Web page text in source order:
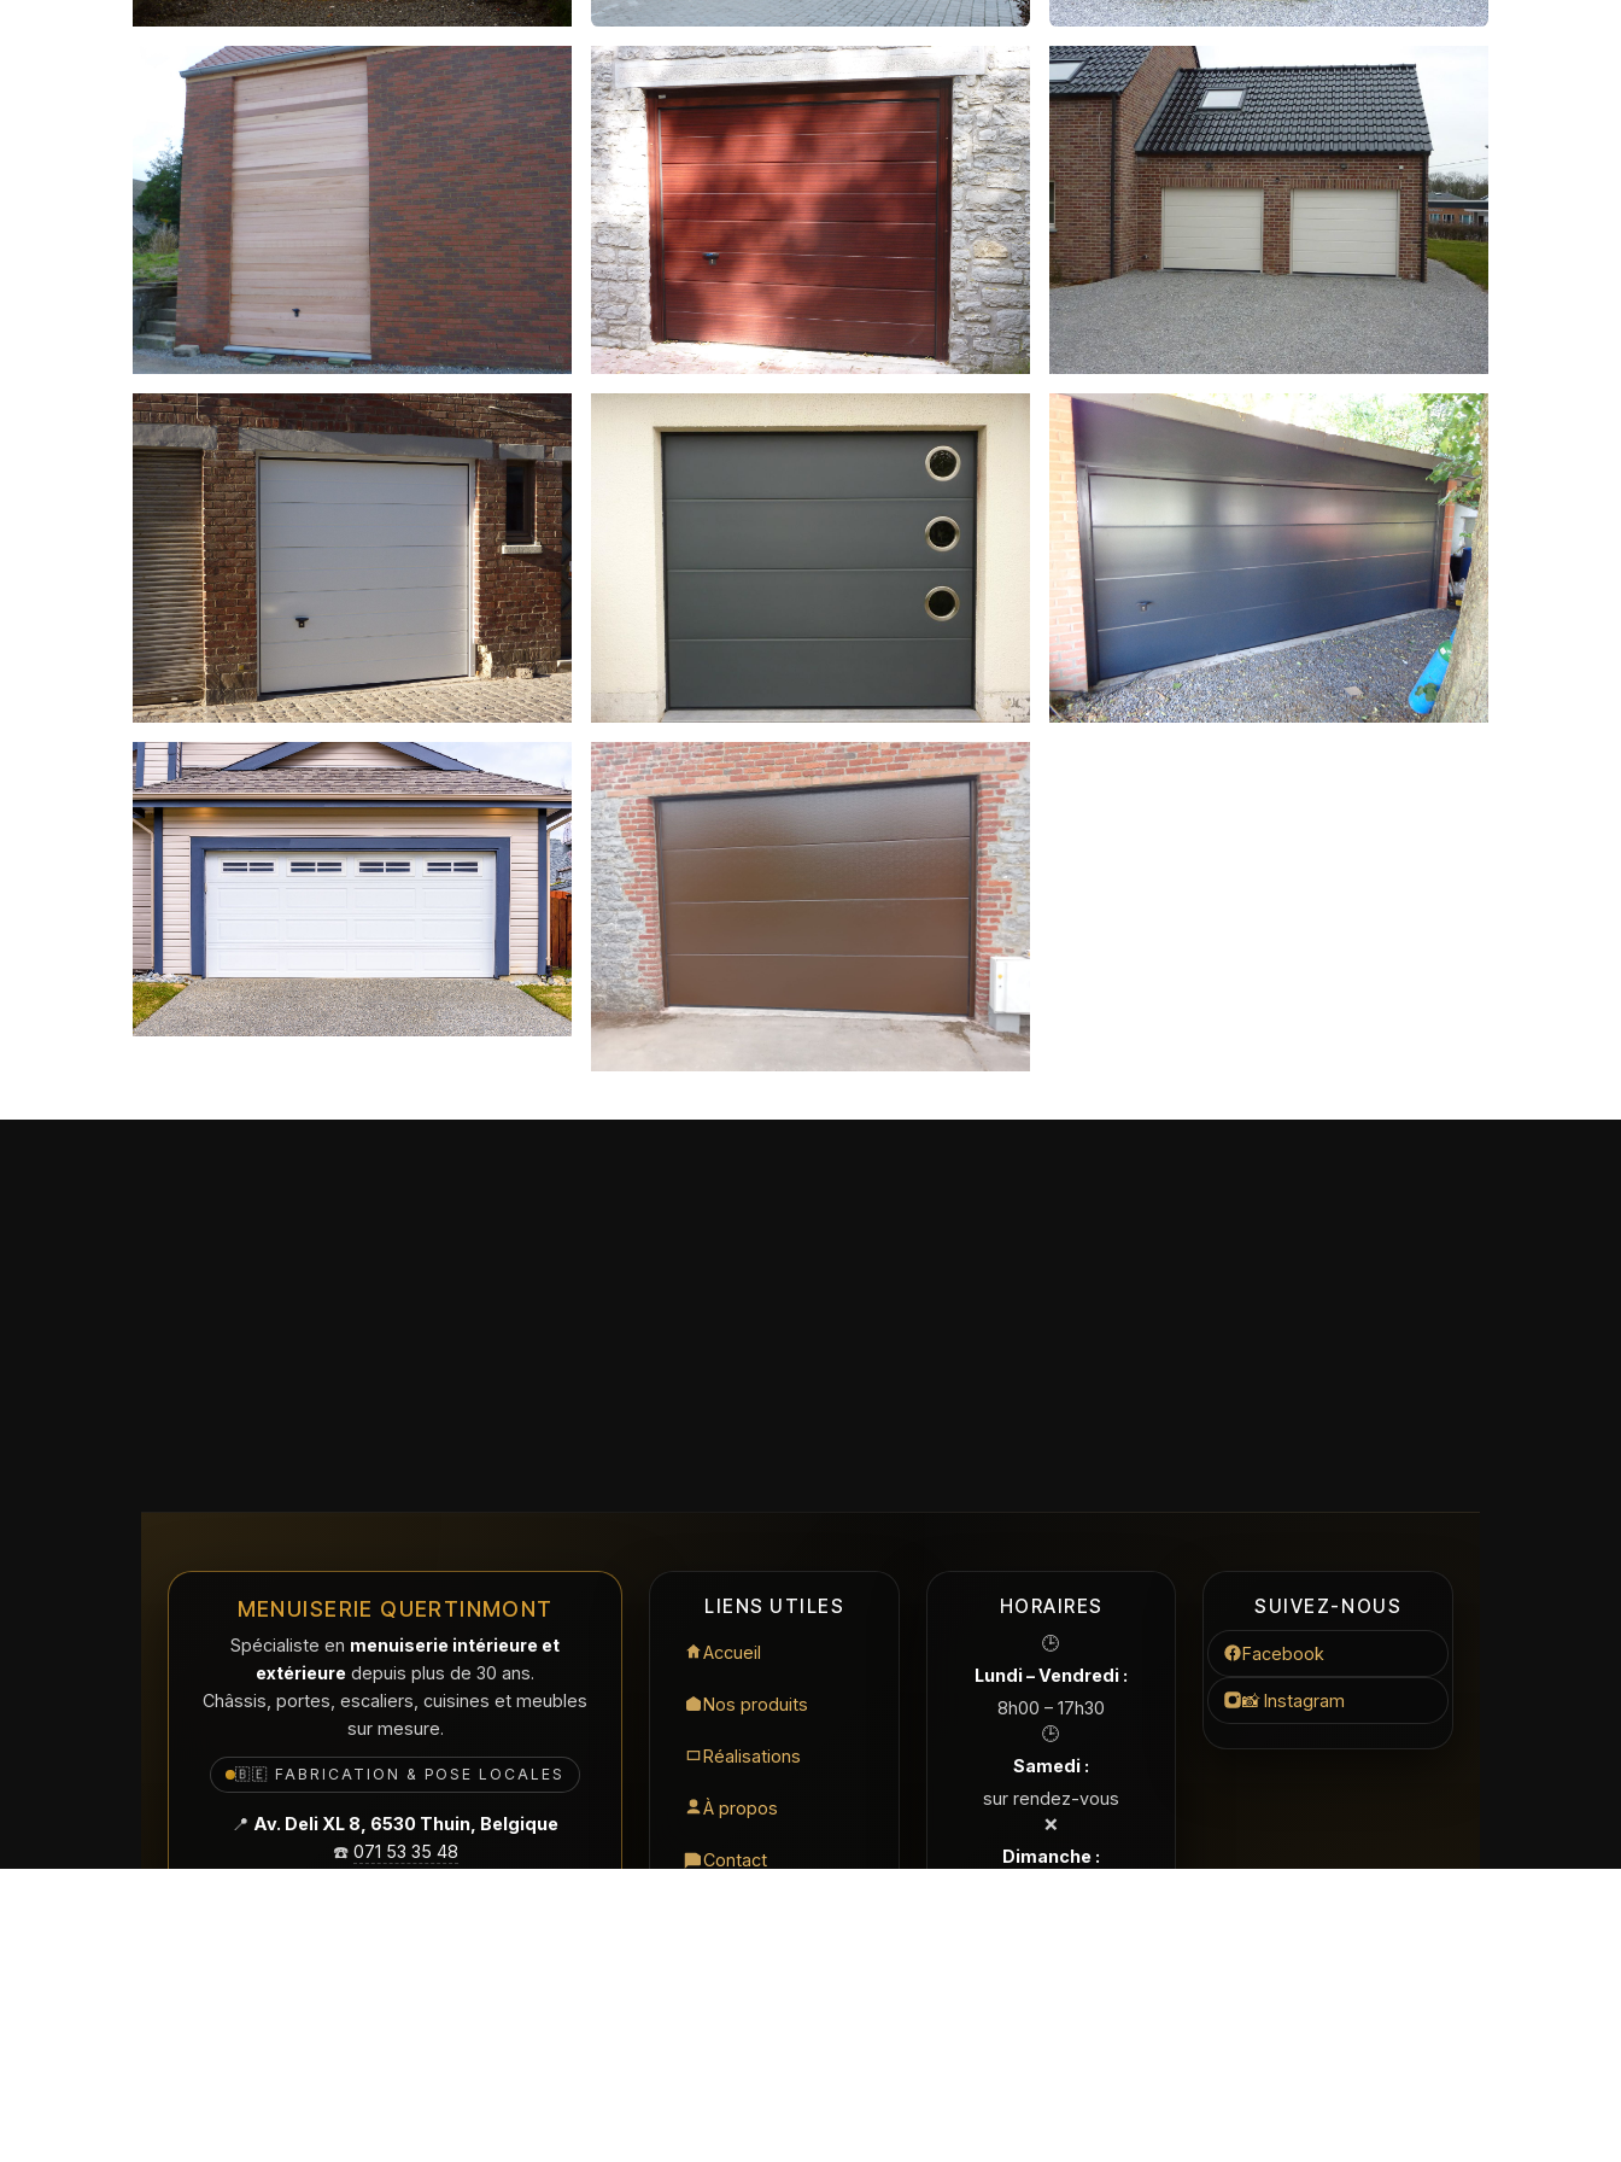
MENUISERIE QUERTINMONT
Spécialiste en menuiserie intérieure et
extérieure depuis plus de 30 ans.
Châssis, portes, escaliers, cuisines et meubles
sur mesure.
🇧🇪 FABRICATION & POSE LOCALES
📍 Av. Deli XL 8, 6530 Thuin, Belgique
☎️ 071 53 35 48
LIENS UTILES
Accueil
Nos produits
Réalisations
À propos
Contact
HORAIRES
🕒
Lundi – Vendredi :
8h00 – 17h30
🕒
Samedi :
sur rendez-vous
❌
Dimanche :
SUIVEZ-NOUS
Facebook
📸 Instagram